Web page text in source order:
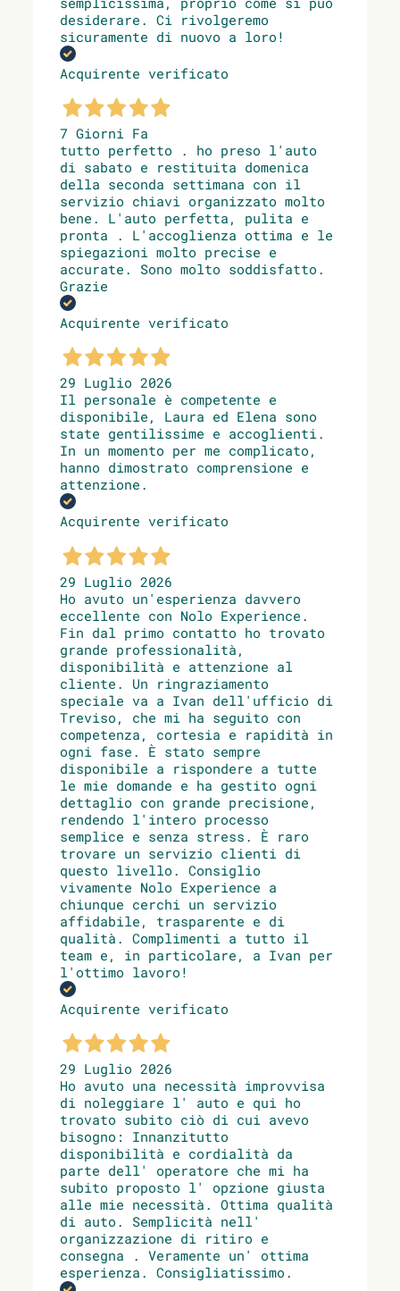
desiderare. Ci rivolgeremo
sicuramente di nuovo a loro!
Acquirente verificato
7 Giorni Fa
tutto perfetto . ho preso l'auto
di sabato e restituita domenica
della seconda settimana con il
servizio chiavi organizzato molto
bene. L'auto perfetta, pulita e
pronta . L'accoglienza ottima e le
spiegazioni molto precise e
accurate. Sono molto soddisfatto.
Grazie
Acquirente verificato
29 Luglio 2026
Il personale è competente e
disponibile, Laura ed Elena sono
state gentilissime e accoglienti.
In un momento per me complicato,
hanno dimostrato comprensione e
attenzione.
Acquirente verificato
29 Luglio 2026
Ho avuto un'esperienza davvero
eccellente con Nolo Experience.
Fin dal primo contatto ho trovato
grande professionalità,
disponibilità e attenzione al
cliente. Un ringraziamento
speciale va a Ivan dell'ufficio di
Treviso, che mi ha seguito con
competenza, cortesia e rapidità in
ogni fase. È stato sempre
disponibile a rispondere a tutte
le mie domande e ha gestito ogni
dettaglio con grande precisione,
rendendo l'intero processo
semplice e senza stress. È raro
trovare un servizio clienti di
questo livello. Consiglio
vivamente Nolo Experience a
chiunque cerchi un servizio
affidabile, trasparente e di
qualità. Complimenti a tutto il
team e, in particolare, a Ivan per
l'ottimo lavoro!
Acquirente verificato
29 Luglio 2026
Ho avuto una necessità improvvisa
di noleggiare l' auto e qui ho
trovato subito ciò di cui avevo
bisogno: Innanzitutto
disponibilità e cordialità da
parte dell' operatore che mi ha
subito proposto l' opzione giusta
alle mie necessità. Ottima qualità
di auto. Semplicità nell'
organizzazione di ritiro e
consegna . Veramente un' ottima
esperienza. Consigliatissimo.